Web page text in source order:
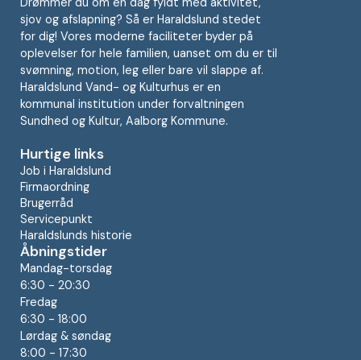
sjov og afslapning? Så er Haraldslund stedet
for dig! Vores moderne faciliteter byder på
oplevelser for hele familien, uanset om du er til
svømning, motion, leg eller bare vil slappe af.
Haraldslund Vand- og Kulturhus er en
kommunal institution under forvaltningen
Sundhed og Kultur, Aalborg Kommune.
Hurtige links
Job i Haraldslund
Firmaordning
Brugerråd
Servicepunkt
Haraldslunds historie
Åbningstider
Mandag-torsdag
6:30 - 20:30
Fredag
6:30 - 18:00
Lørdag & søndag
8:00 - 17:30